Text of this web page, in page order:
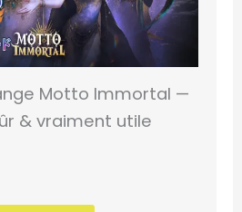
Motto Immortal —
& vraiment utile